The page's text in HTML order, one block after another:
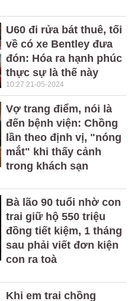
U60 đi rửa bát thuê, tối
về có xe Bentley đưa
đón: Hóa ra hạnh phúc
thực sự là thế này
10:27 21-05-2024
Vợ trang điểm, nói là
đến bệnh viện: Chồng
lần theo định vị, "nóng
mắt" khi thấy cảnh
trong khách sạn
Bà lão 90 tuổi nhờ con
trai giữ hộ 550 triệu
đồng tiết kiệm, 1 tháng
sau phải viết đơn kiện
con ra toà
Khi em trai chồng